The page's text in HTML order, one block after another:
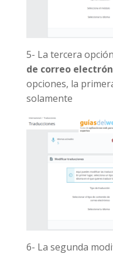
5- La tercera
de correo
opciones, la
solamente
6- La segunda